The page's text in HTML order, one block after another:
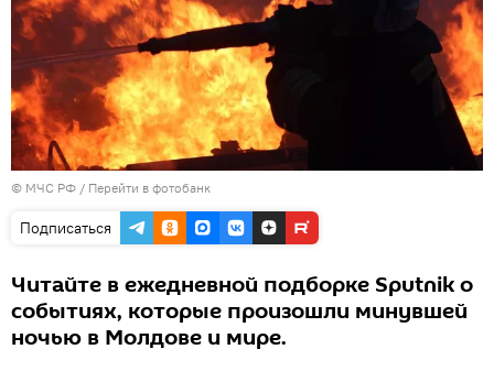
© МЧС РФ / Перейти в фотобанк
Подписаться
Читайте в ежедневной подборке Sputnik о
событиях, которые произошли минувшей
ночью в Молдове и мире.